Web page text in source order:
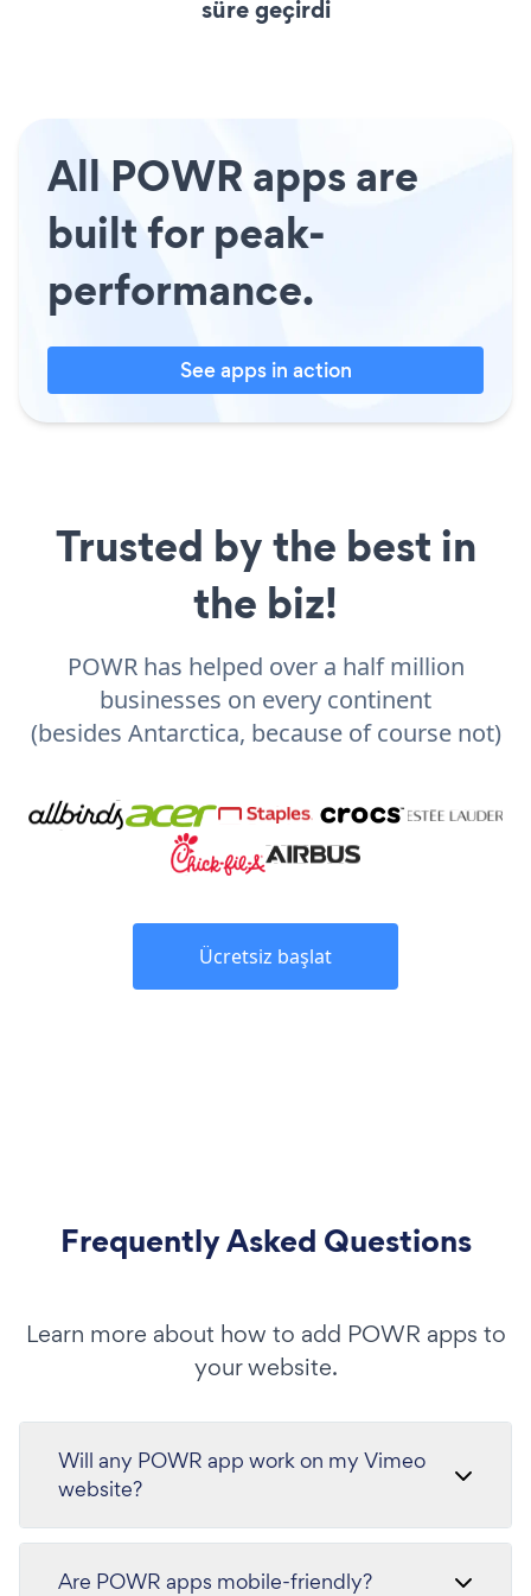
süre geçirdi
All POWR apps are
built for peak-
performance.
See apps in action
Trusted by the best in
the biz!
POWR has helped over a half million
businesses on every continent
(besides Antarctica, because of course not)
Ücretsiz başlat
Frequently Asked Questions
Learn more about how to add POWR apps to
your website.
Will any POWR app work on my Vimeo
website?
Are POWR apps mobile-friendly?